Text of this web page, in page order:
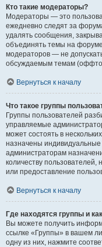
Кто такие модераторы?
Модераторы — это
ежедневно следят за
удалять сообщения,
объединять темы на
модераторов — не
обсуждаемым темам
Вернуться к началу
Что такое группы
Группы пользователей
управляемые
может состоять в
назначены индивидуальные
администраторам
количеству
или предоставление
Вернуться к началу
Где находятся группы и
Вы можете получить
ссылке «Группы» в вашем
одну из них, нажмите